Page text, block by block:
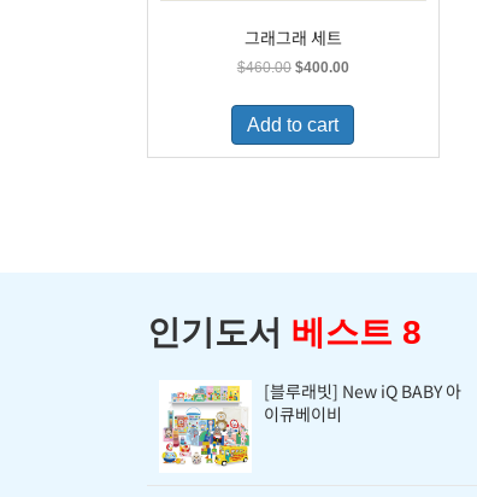
그래그래 세트
$460.00 Original
was:
$460.00.
$400.00Current
is:
Add to cart
인기도서 베스트 8
[블루래빗] New iQ BABY 아
이큐베이비